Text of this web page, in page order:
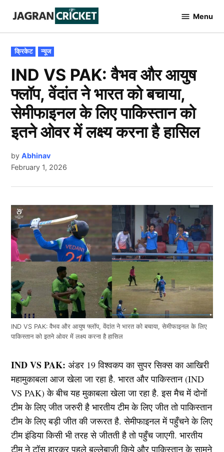
content
Cricket
Menu
POSTED
IN
क्रिकेट न्यूज
IND VS PAK: वैभव और आयुष
फ्लॉप, वेंदांत ने भारत को बचाया,
सेमीफाइनल के लिए पाकिस्तान को
इतने ओवर में लक्ष्य करना है हासिल
by Abhinav
February 1, 2026
IND VS PAK: वैभव और आयुष फ्लॉप, वेंदांत ने भारत को बचाया, सेमीफाइनल के लिए
पाकिस्तान को इतने ओवर में लक्ष्य करना है हासिल
IND VS PAK: अंडर 19 विश्वकप का सुपर सिक्स का आखिरी
महामुकाबला आज खेला जा रहा है. भारत और पाकिस्तान (IND
VS PAK) के बीच यह मुकाबला खेला जा रहा है. इस मैच में दोनों
टीम के लिए जीत जरुरी है भारतीय टीम के लिए जीत तो पाकिस्तान
टीम के लिए बड़ी जीत की जरूरत है. सेमीफाइनल में पहुँचने के लिए
टीम इंडिया किसी भी तरह से जीतती है तो पहुँच जाएगी. भारतीय
टीम ने टॉस हारकर पहले बल्लेबाजी किये और पाकिस्तान के सामने